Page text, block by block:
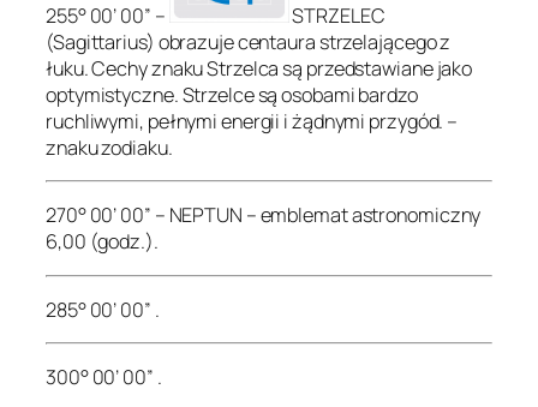
255° 00’ 00” –
STRZELEC
(Sagittarius) obrazuje centaura strzelającego z
łuku. Cechy znaku Strzelca są przedstawiane jako
optymistyczne. Strzelce są osobami bardzo
ruchliwymi, pełnymi energii i żądnymi przygód. –
znaku zodiaku.
270° 00’ 00” – NEPTUN – emblemat astronomiczny
6,00 (godz.).
285° 00’ 00” .
300° 00’ 00” .